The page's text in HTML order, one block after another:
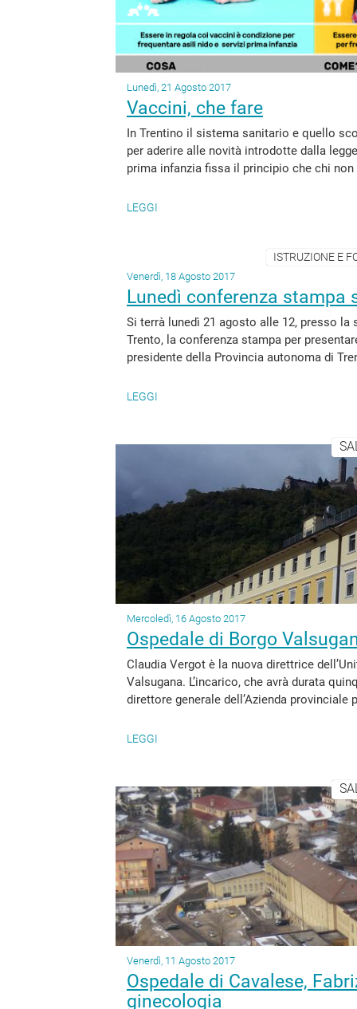
Lunedì, 21 Agosto 2017
Vaccini, che fare
In Trentino il sistema sanitario e quello
per aderire alle novità introdotte dalla
prima infanzia fissa il principio che chi
LEGGI
ISTRUZIONE E
Venerdì, 18 Agosto 2017
Lunedì conferenza stampa
Si terrà lunedì 21 agosto alle 12, presso la
Trento, la conferenza stampa per
presidente della Provincia autonoma di
LEGGI
Mercoledì, 16 Agosto 2017
Ospedale di Borgo
Claudia Vergot è la nuova direttrice
Valsugana. L’incarico, che avrà durata
direttore generale dell’Azienda provinciale
LEGGI
Venerdì, 11 Agosto 2017
Ospedale di Cavalese,
ginecologia